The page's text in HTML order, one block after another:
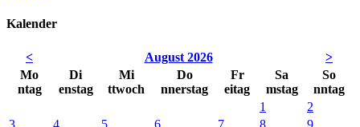
Kalender
< August 2026
>
Mo
ntag
Di
enstag
Mi
ttwoch
Do
nnerstag
Fr
eitag
Sa
mstag
So
nntag
1
2